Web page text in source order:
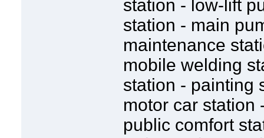
station - low-lift
station - main
maintenance
mobile welding
station - painting
motor car station
public comfort